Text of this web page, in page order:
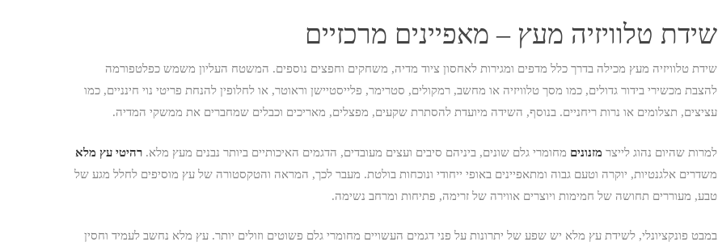
שידת טלוויזיה מעץ – מאפיינים מרכזיים
שידת טלוויזיה מעץ מכילה בדרך כלל מדפים ומגירות לאחסון ציוד מדיה, משחקים וחפצים נוספים. המשטח העליון משמש כפלטפורמה
להצבת מכשירי בידור גדולים, כמו מסך טלוויזיה או מחשב, רמקולים, סטרימר, פלייסטיישן וראוטר, או לחלופין להנחת פריטי נוי חינניים, כמו
עציצים, תצלומים או נרות ריחניים. בנוסף, השידה מיועדת להסתרת שקעים, מפצלים, מאריכים וכבלים שמחברים את ממשקי המדיה.
למרות שהיום נהוג לייצר מזנונים מחומרי גלם שונים, ביניהם סיבים ועצים מעובדים, הדגמים האיכותיים ביותר נבנים מעץ מלא. רהיטי עץ מלא
משדרים אלגנטיות, יוקרה וטעם גבוה ומתאפיינים באופי ייחודי ונוכחות בולטת. מעבר לכך, המראה והטקסטורה של עץ מוסיפים לחלל מגע של
טבע, מעוררים תחושה של חמימות ויוצרים אווירה של זרימה, פתיחות ומרחב נשימה.
במבט פונקציונלי, לשידת עץ מלא יש שפע של יתרונות על פני דגמים העשויים מחומרי גלם פשוטים וזולים יותר. עץ מלא נחשב לעמיד וחסין